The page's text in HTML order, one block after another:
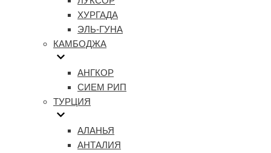
ХУРГАДА
ЭЛЬ-ГУНА
КАМБОДЖА
АНГКОР
СИЕМ РИП
ТУРЦИЯ
АЛАНЬЯ
АНТАЛИЯ